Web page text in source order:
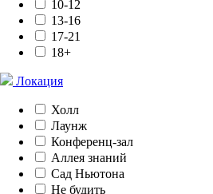
10-12
13-16
17-21
18+
Локация
Холл
Лаунж
Конференц-зал
Аллея знаний
Сад Ньютона
Не будить